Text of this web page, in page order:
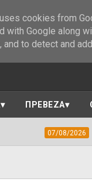
ΠΡΕΒΕΖΑ
Πλύσιμο
cookies from
with Google along
to detect and